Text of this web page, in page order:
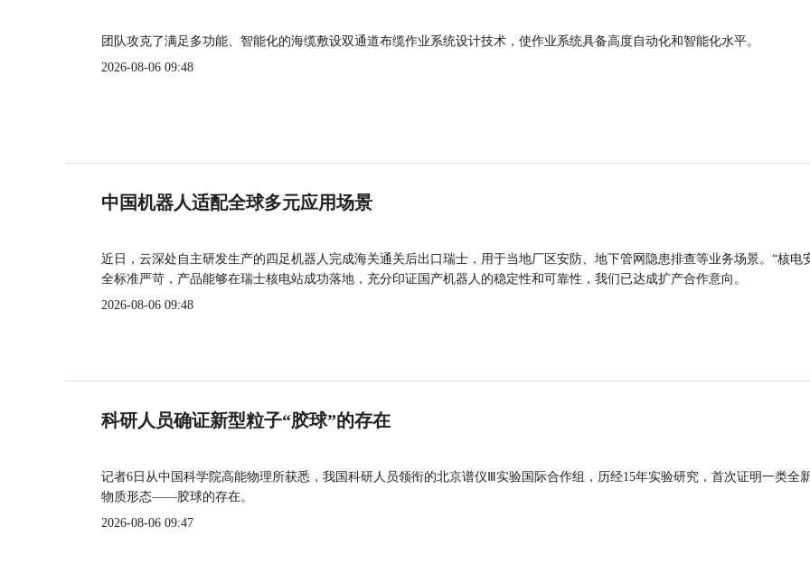
团队攻克了满足多功能、智能化的海缆敷设双通道布缆作业系统设计技术，使作业系统具备高度自动化和智能化水平。
2026-08-06 09:48
中国机器人适配全球多元应用场景
近日，云深处自主研发生产的四足机器人完成海关通关后出口瑞士，用于当地厂区安防、地下管网隐患排查等业务场景。“核电
全标准严苛，产品能够在瑞士核电站成功落地，充分印证国产机器人的稳定性和可靠性，我们已达成扩产合作意向。
2026-08-06 09:48
科研人员确证新型粒子“胶球”的存在
记者6日从中国科学院高能物理所获悉，我国科研人员领衔的北京谱仪Ⅲ实验国际合作组，历经15年实验研究，首次证明一类全
物质形态——胶球的存在。
2026-08-06 09:47